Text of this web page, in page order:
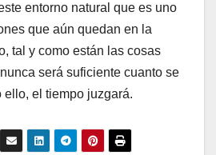
entorno natural que es uno
que aún quedan en la
tal y como están las cosas
será suficiente cuanto se
ello, el tiempo juzgará.